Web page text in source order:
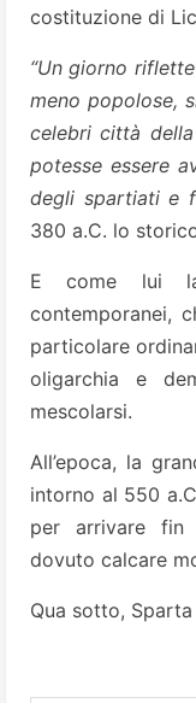
costituzione di
“Un giorno
meno popolose,
celebri città
potesse essere
degli spartiati e
380 a.C. lo
E come lui
contemporanei,
particolare
oligarchia e
mescolarsi.
All’epoca, la
intorno al 550
per arrivare fin
dovuto calcare
Qua sotto,